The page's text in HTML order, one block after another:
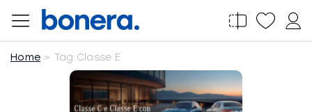
Salta
contenuto
Home Tag: Classe E